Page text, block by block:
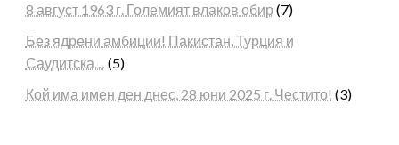
8 август 1963 г. Големият влаков обир (7)
Без ядрени амбиции! Пакистан, Турция и
Саудитска… (5)
Кой има имен ден днес, 28 юни 2025 г. Честито! (3)